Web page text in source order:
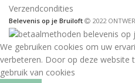
Verzendcondities
Belevenis op je Bruiloft 2022
We gebruiken cookies om uw
verbeteren. Door op deze
gebruik van cookies